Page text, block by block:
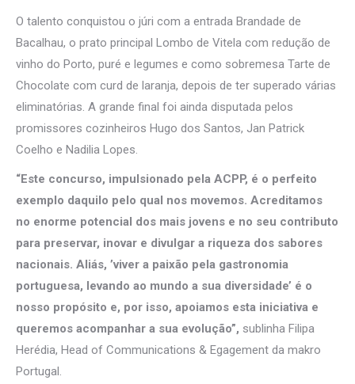
O talento conquistou o júri com a entrada Brandade de
Bacalhau, o prato principal Lombo de Vitela com redução de
vinho do Porto, puré e legumes e como sobremesa Tarte de
Chocolate com curd de laranja, depois de ter superado várias
eliminatórias. A grande final foi ainda disputada pelos
promissores cozinheiros Hugo dos Santos, Jan Patrick
Coelho e Nadilia Lopes.
“Este concurso, impulsionado pela ACPP, é o perfeito
exemplo daquilo pelo qual nos movemos. Acreditamos
no enorme potencial dos mais jovens e no seu contributo
para preservar, inovar e divulgar a riqueza dos sabores
nacionais. Aliás, ’viver a paixão pela gastronomia
portuguesa, levando ao mundo a sua diversidade’ é o
nosso propósito e, por isso, apoiamos esta iniciativa e
queremos acompanhar a sua evolução”, sublinha Filipa
Herédia, Head of Communications & Egagement da makro
Portugal.